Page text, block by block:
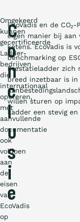
Omgekeerd
kunnen
gecertificeerde
Ladder-
bedrijven
die
internationaal
opereren,
met
aanvullende
documentatie
ook
voldoen
aan
de
eisen
van
EcoVadis
op
C
o
n
c
l
u
s
i
e
EcoVadis en de
eigen manier bij aan
ketens. EcoVadis is
benchmarking op
Prestatieladder zich
breed inzetbaar is in
willen sturen op
Ladder een stevig